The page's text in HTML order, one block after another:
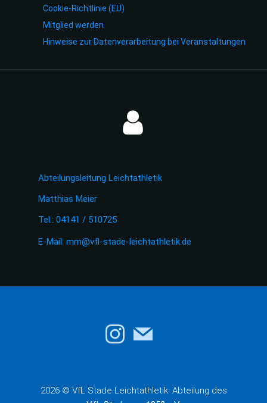
Cookie-Richtlinie (EU)
Mitglied werden
Hinweise zur Datenverarbeitung bei Veranstaltungen
Abteilungsleitung Leichtathletik
Matthias Meier
Tel.: 04141 / 510725
E-Mail: mm@vfl-stade-leichtathletik.de
2026 © VfL Stade Leichtathletik. Abteilung des